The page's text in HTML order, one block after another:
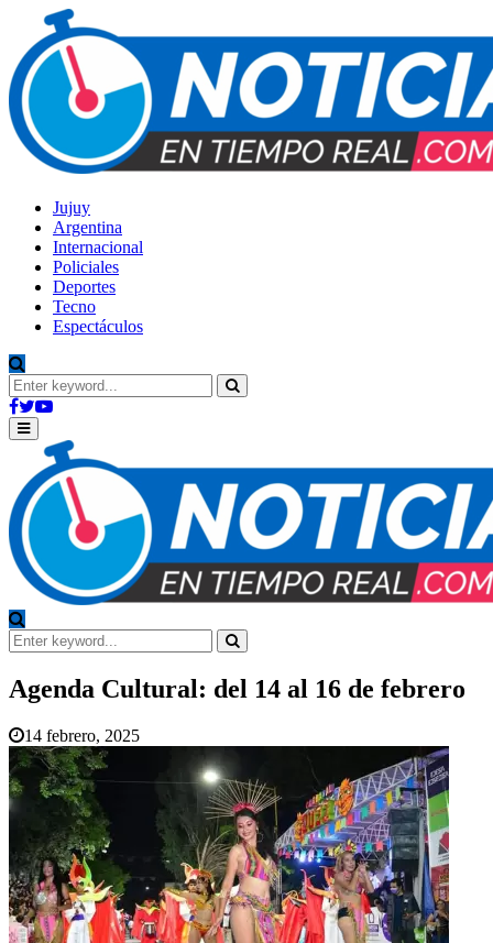
Jujuy
Argentina
Internacional
Policiales
Deportes
Tecno
Espectáculos
Search
for:
Search
Facebook
Twitter
Youtube
Primary
Menu
Search
for:
Search
Agenda Cultural: del 14 al 16 de febrero
14 febrero, 2025